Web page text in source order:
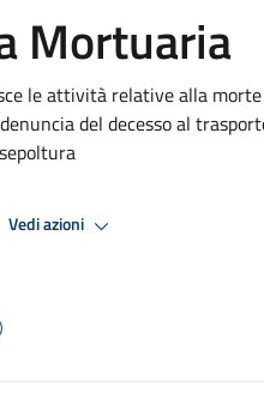
Mortuaria
le attività relative alla
del decesso al
Vedi azioni